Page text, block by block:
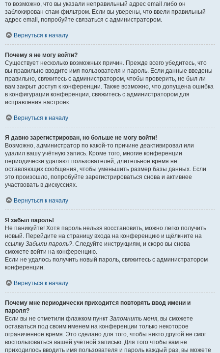
то возможно, что вы указали неправильный адрес email либо он
заблокирован спам-фильтром. Если вы уверены, что ввели правильный
адрес email, попробуйте связаться с администратором.
Вернуться к началу
Почему я не могу войти?
Существует несколько возможных причин. Прежде всего убедитесь, что
вы правильно вводите имя пользователя и пароль. Если данные введены
правильно, свяжитесь с администратором, чтобы проверить, не был ли
вам закрыт доступ к конференции. Также возможно, что допущена ошибка
в конфигурации конференции, свяжитесь с администратором для
исправления настроек.
Вернуться к началу
Я давно зарегистрирован, но больше не могу войти!
Возможно, администратор по какой-то причине деактивировал или
удалил вашу учётную запись. Кроме того, многие конференции
периодически удаляют пользователей, длительное время не
оставляющих сообщения, чтобы уменьшить размер базы данных. Если
это произошло, попробуйте зарегистрироваться снова и активнее
участвовать в дискуссиях.
Вернуться к началу
Я забыл пароль!
Не паникуйте! Хотя пароль нельзя восстановить, можно легко получить
новый. Перейдите на страницу входа на конференцию и щёлкните на
ссылку Забыли пароль?. Следуйте инструкциям, и скоро вы снова
сможете войти на конференцию.
Если не удалось получить новый пароль, свяжитесь с администратором
конференции.
Вернуться к началу
Почему мне периодически приходится повторять ввод имени и
пароля?
Если вы не отметили флажком пункт Запомнить меня, вы сможете
оставаться под своим именем на конференции только некоторое
ограниченное время. Это сделано для того, чтобы никто другой не смог
воспользоваться вашей учётной записью. Для того чтобы вам не
приходилось вводить имя пользователя и пароль каждый раз, вы можете